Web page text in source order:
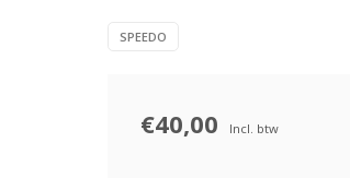
SPEEDO
€40,00 Incl. btw